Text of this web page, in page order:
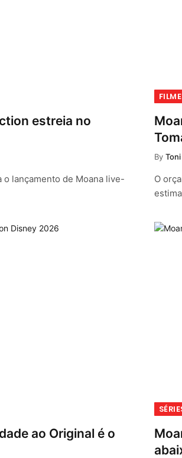
estreia no
o lançamento de Moana live-
By
O
ao Original é o